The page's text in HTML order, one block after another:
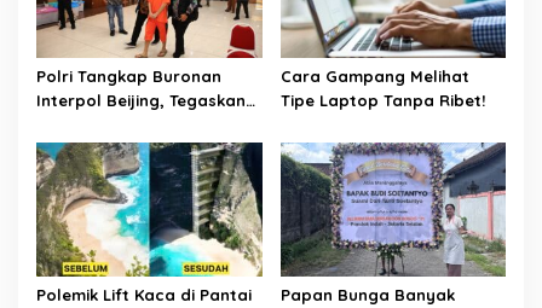
Polri Tangkap Buronan
Interpol Beijing, Tegaskan
Kejahatan Transnasional
Cara Gampang Melihat
Tipe Laptop Tanpa Ribet!
Polemik Lift Kaca di Pantai
Papan Bunga Banyak